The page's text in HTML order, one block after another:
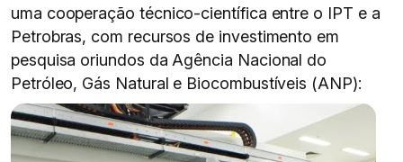
uma cooperação técnico-científica entre o IPT e a
Petrobras, com recursos de investimento em
pesquisa oriundos da Agência Nacional do
Petróleo, Gás Natural e Biocombustíveis (ANP):